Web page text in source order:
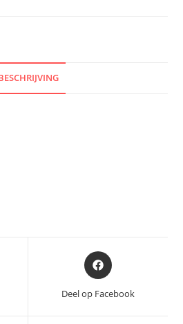
Opent
in
nieuw
Deel op Facebook